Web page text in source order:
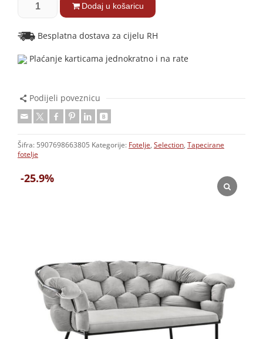
-25.9%
Dodaj u košaricu
Besplatna dostava za cijelu RH
Plaćanje karticama jednokratno i na rate
Podijeli poveznicu
Šifra: 5907698663805 Kategorije: Fotelje, Selection, Tapecirane
fotelje